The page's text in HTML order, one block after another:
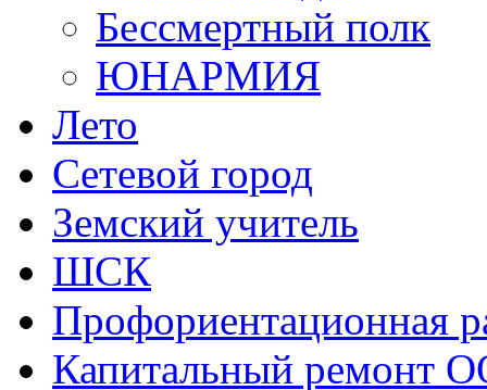
Бессмертный полк
ЮНАРМИЯ
Лето
Сетевой город
Земский учитель
ШСК
Профориентационная
Капитальный ремонт